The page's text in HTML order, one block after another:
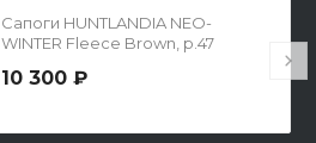
Сапоги HUNTLANDIA NEO-
WINTER Fleece Brown, р.47
10 300 ₽